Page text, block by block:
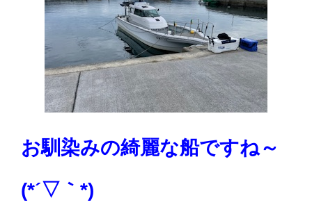
お馴染みの綺麗な船ですね～
(*´▽｀*)